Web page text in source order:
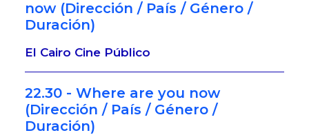
now (Dirección / País / Género /
Duración)
El Cairo Cine Público
22.30 - Where are you now
(Dirección / País / Género /
Duración)